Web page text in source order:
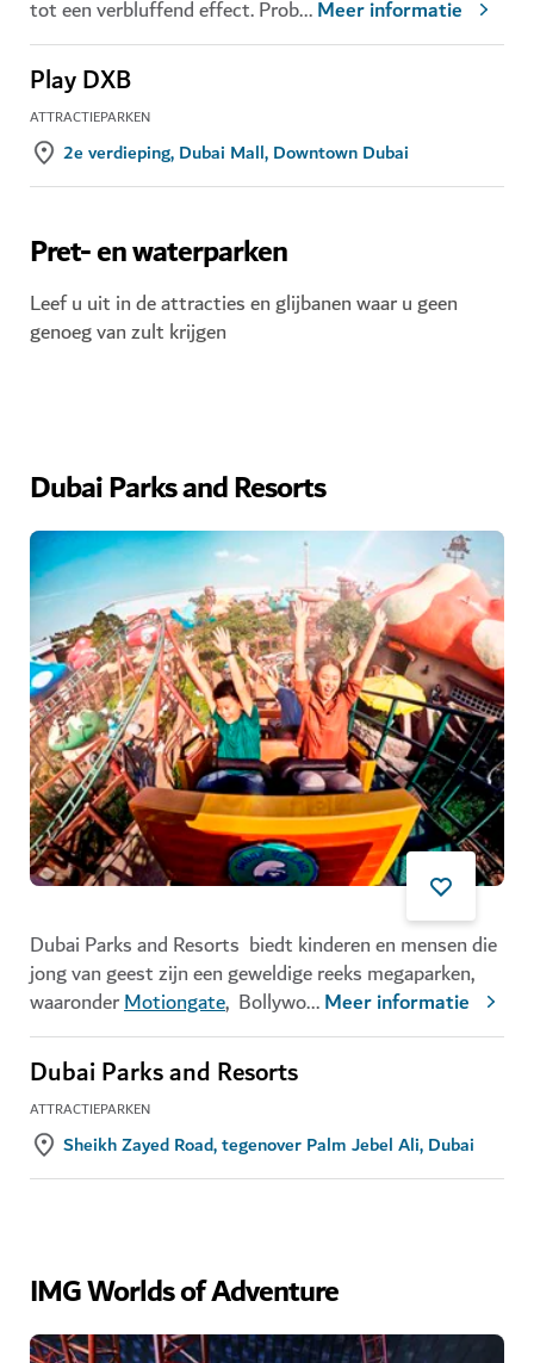
tot een verbluffend effect. Prob...Meer informatie
Play DXB
ATTRACTIEPARKEN
2e verdieping, Dubai Mall, Downtown Dubai
Pret- en waterparken
Leef u uit in de attracties en glijbanen waar u geen
genoeg van zult krijgen
Dubai Parks and Resorts
Dubai Parks and Resorts biedt kinderen en mensen die
jong van geest zijn een geweldige reeks megaparken,
waaronderMotiongate, Bollywo...Meer informatie
Dubai Parks and Resorts
ATTRACTIEPARKEN
Sheikh Zayed Road, tegenover Palm Jebel Ali, Dubai
IMG Worlds of Adventure